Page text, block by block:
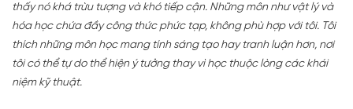
thấy nó khá trừu tượng và khó tiếp cận. Những môn như vật lý và
hóa học chứa đầy công thức phức tạp, không phù hợp với tôi. Tôi
thích những môn học mang tính sáng tạo hay tranh luận hơn, nơi
tôi có thể tự do thể hiện ý tưởng thay vì học thuộc lòng các khái
niệm kỹ thuật.